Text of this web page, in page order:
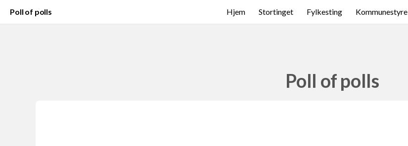
Poll of polls Hjem Stortinget Fylkesting Kommunestyre
Poll of polls